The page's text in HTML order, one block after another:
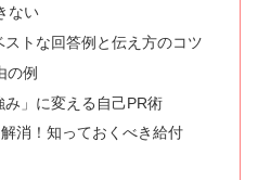
ない
トな回答例と伝え方のコツ
の例
」に変える自己PR術
消！知っておくべき給付